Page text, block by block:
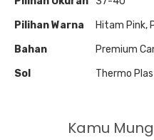
Pilihan Warna
Hitam Pink,
Bahan
Premium
Sol
Thermo
Kamu